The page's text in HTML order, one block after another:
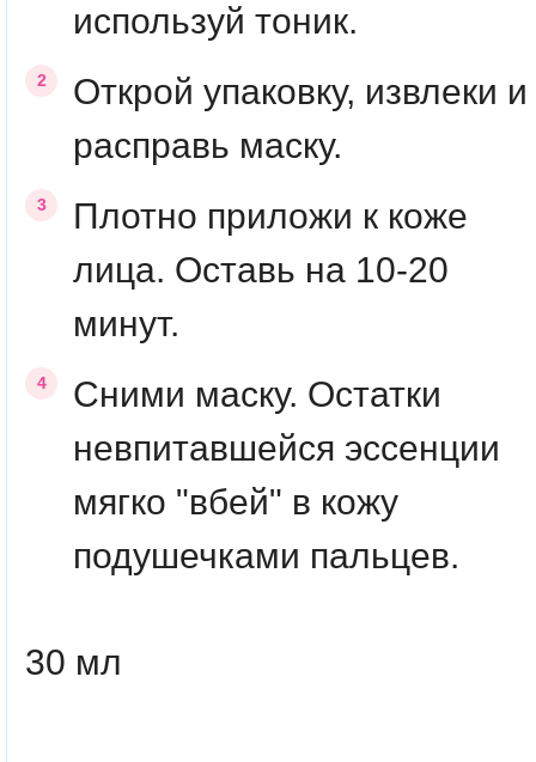
используй тоник.
Открой упаковку, извлеки и
расправь маску.
Плотно приложи к коже
лица. Оставь на 10-20
минут.
Сними маску. Остатки
невпитавшейся эссенции
мягко "вбей" в кожу
подушечками пальцев.
30 мл